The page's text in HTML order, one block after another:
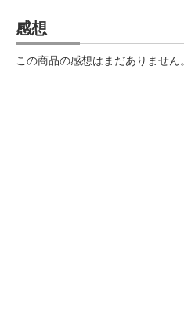
感想
この商品の感想はまだありません。